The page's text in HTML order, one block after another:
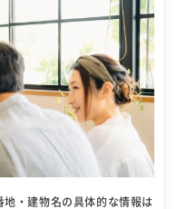
地・建物名の具体的な情報は